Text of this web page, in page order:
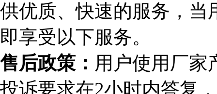
供优质、快速的服务，当
即享受以下服务。
售后政策： 用户使用厂家
投诉要求在2小时内答复